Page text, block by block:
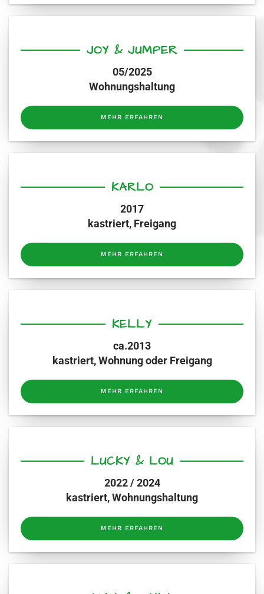
JOY & JUMPER
05/2025
Wohnungshaltung
MEHR ERFAHREN
KARLO
2017
kastriert, Freigang
MEHR ERFAHREN
KELLY
ca.2013
kastriert, Wohnung oder Freigang
MEHR ERFAHREN
LUCKY & LOU
2022 / 2024
kastriert, Wohnungshaltung
MEHR ERFAHREN